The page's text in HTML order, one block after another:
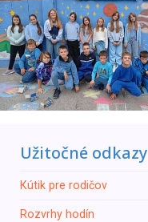
Užitočné odkazy
Кútik pre rodičov
Rozvrhy hodín